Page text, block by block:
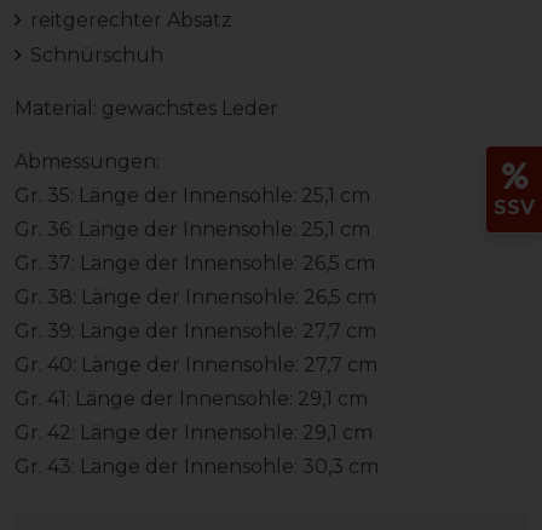
reitgerechter Absatz
Schnürschuh
Material: gewachstes Leder
Abmessungen:
Gr. 35: Länge der Innensohle: 25,1 cm
Gr. 36: Länge der Innensohle: 25,1 cm
Gr. 37: Länge der Innensohle: 26,5 cm
Gr. 38: Länge der Innensohle: 26,5 cm
Gr. 39: Länge der Innensohle: 27,7 cm
Gr. 40: Länge der Innensohle: 27,7 cm
Gr. 41: Länge der Innensohle: 29,1 cm
Gr. 42: Länge der Innensohle: 29,1 cm
Gr. 43: Länge der Innensohle: 30,3 cm
SSV